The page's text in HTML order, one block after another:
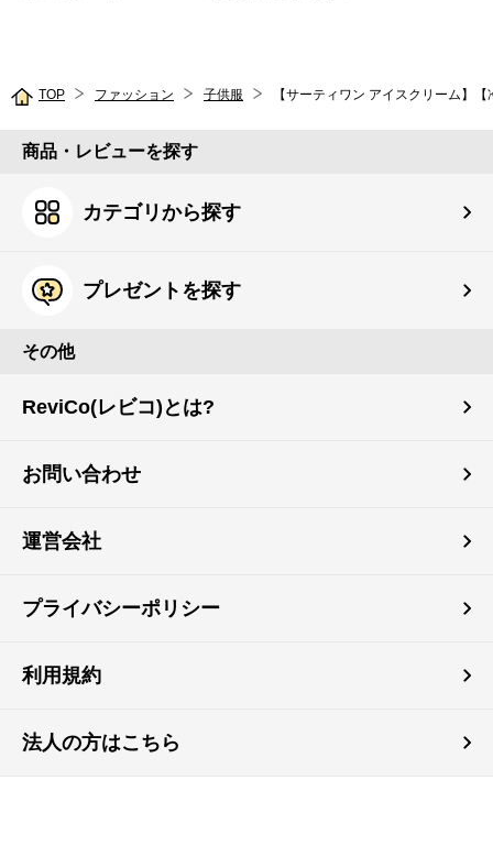
TOP ファッション 子供服 【サーティワン アイスクリーム】
商品・レビューを探す
カテゴリから探す
プレゼントを探す
その他
ReviCo(レビコ)とは?
お問い合わせ
運営会社
プライバシーポリシー
利用規約
法人の方はこちら